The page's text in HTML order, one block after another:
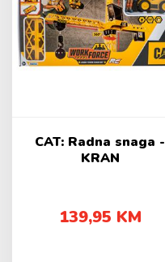
CAT: Radna snaga -
KRAN
139,95 KM